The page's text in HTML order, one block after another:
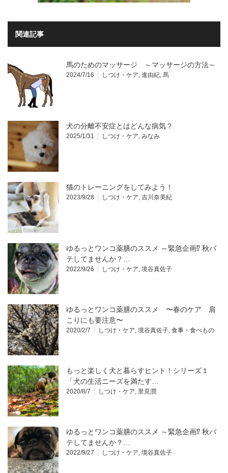
関連記事
馬のためのマッサージ ～マッサージの方法～
2024/7/16 しつけ・ケア, 進由紀, 馬
犬の分離不安症とはどんな病気？
2025/1/31 しつけ・ケア, みなみ
猫のトレーニングをしてみよう！
2023/9/28 しつけ・ケア, 吉川奈美紀
ゆるっとワンコ薬膳のススメ ～緊急企画⁉︎ 秋バ
テしてませんか？…
2022/9/26 しつけ・ケア, 境谷真佐子
ゆるっとワンコ薬膳のススメ 〜春のケア 肩
こりにも要注意〜
2020/2/7 しつけ・ケア, 境谷真佐子, 食事・食べもの
もっと楽しく犬と暮らすヒント！シリーズ１
「犬の生活ニーズを満たす…
2020/8/7 しつけ・ケア, 里見潤
ゆるっとワンコ薬膳のススメ ～緊急企画⁉︎ 秋バ
テしてませんか？…
2022/9/27 しつけ・ケア, 境谷真佐子